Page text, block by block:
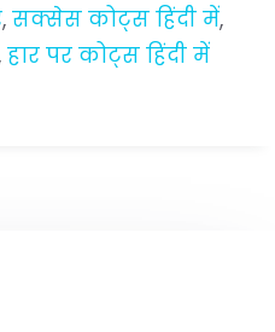
, सक्सेस कोट्स हिंदी में,
हार पर कोट्स हिंदी में